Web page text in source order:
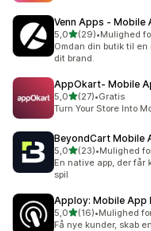
Venn Apps ‑ Mobile
5,0ud af 5 stjerner
(29)
29 anmeldelser i alt
•Mulighed
Omdan din butik til en
dit brand.
AppOkart‑ Mobile
5,0ud af 5 stjerner
(27)
27 anmeldelser i alt
•Gratis
Turn Your Store Into
BeyondCart Mobile
5,0ud af 5 stjerner
(23)
23 anmeldelser i alt
•Mulighed
En native app, der får
spil
Apploy: Mobile App
5,0ud af 5 stjerner
(16)
16 anmeldelser i alt
•Mulighed
Få nye kunder, skab